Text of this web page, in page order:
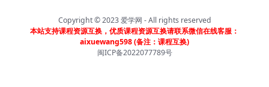
Copyright © 2023爱学网 - All rights reserved
本站支持课程资源互换，优质课程资源互换请联系微信在线客服：
aixuewang598 (备注：课程互换)
闽ICP备2022077789号